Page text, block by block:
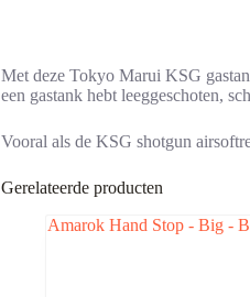
Met deze Tokyo Marui KSG
een gastank hebt leeggeschoten,
Vooral als de KSG shotgun
Gerelateerde producten